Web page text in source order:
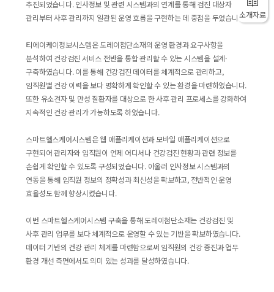
소개자료
추진되었습니다. 인사정보 및 관련 시스템과의 연계를 통해 검진 대상자
관리부터 사후 관리까지 일관된 운영 흐름을 구현하는 데 중점을 두었습니다.
티에이케이정보시스템은 도레이첨단소재의 운영 환경과 요구사항을
분석하여 건강검진 서비스 전반을 통합 관리할 수 있는 시스템을 설계·
구축하였습니다. 이를 통해 건강검진 데이터를 체계적으로 관리하고,
임직원별 건강 이력을 보다 명확하게 확인할 수 있는 환경을 마련하였습니다.
또한 유소견자 및 만성 질환자를 대상으로 한 사후 관리 프로세스를 강화하여
지속적인 건강 관리가 가능하도록 하였습니다.
스마트헬스케어시스템은 웹 애플리케이션과 모바일 애플리케이션으로
구현되어 관리자와 임직원이 언제 어디서나 건강검진 현황과 관련 정보를
손쉽게 확인할 수 있도록 구성되었습니다. 아울러 인사정보 시스템과의
연동을 통해 임직원 정보의 정확성과 최신성을 확보하고, 전반적인 운영
효율성도 함께 향상시켰습니다.
이번 스마트헬스케어시스템 구축을 통해 도레이첨단소재는 건강검진 및
사후 관리 업무를 보다 체계적으로 운영할 수 있는 기반을 확보하였습니다.
데이터 기반의 건강 관리 체계를 마련함으로써 임직원의 건강 증진과 업무
환경 개선 측면에서도 의미 있는 성과를 달성하였습니다.